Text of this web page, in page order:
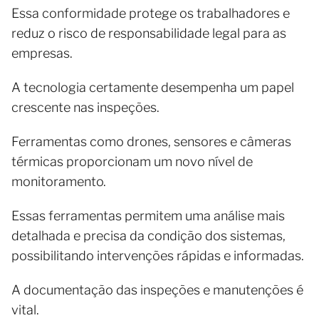
Essa conformidade protege os trabalhadores e
reduz o risco de responsabilidade legal para as
empresas.
A tecnologia certamente desempenha um papel
crescente nas inspeções.
Ferramentas como drones, sensores e câmeras
térmicas proporcionam um novo nível de
monitoramento.
Essas ferramentas permitem uma análise mais
detalhada e precisa da condição dos sistemas,
possibilitando intervenções rápidas e informadas.
A documentação das inspeções e manutenções é
vital.